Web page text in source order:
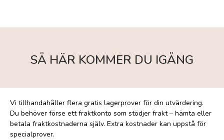
SÅ HÄR KOMMER DU IGÅNG
Vi tillhandahåller flera gratis lagerprover för din utvärdering.
Du behöver förse ett fraktkonto som stödjer frakt – hämta eller
betala fraktkostnaderna själv. Extra kostnader kan uppstå för
specialprover.